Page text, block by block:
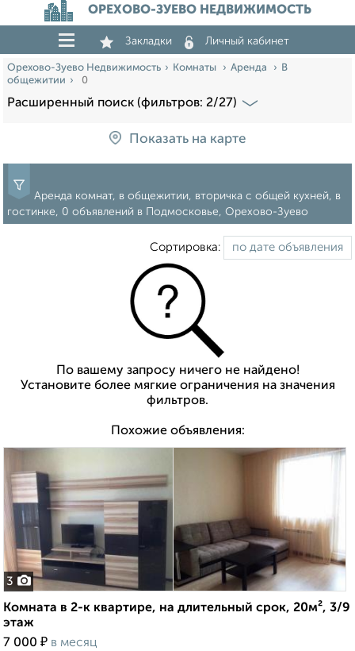
ОРЕХОВО-ЗУЕВО НЕДВИЖИМОСТЬ
Закладки Личный кабинет
Орехово-Зуево Недвижимость Комнаты Аренда
В
общежитии
0
Расширенный поиск (фильтров: 2/27)
Показать на карте
Аренда комнат, в общежитии, вторичка с общей кухней, в
гостинке, 0 объявлений в Подмосковье, Орехово-Зуево
Сортировка:
По вашему запросу ничего не найдено!
Установите более мягкие ограничения на значения
фильтров.
Похожие объявления:
3
Комната в 2-к квартире, на длительный срок, 20м², 3/9
этаж
7 000 ₽ в месяц